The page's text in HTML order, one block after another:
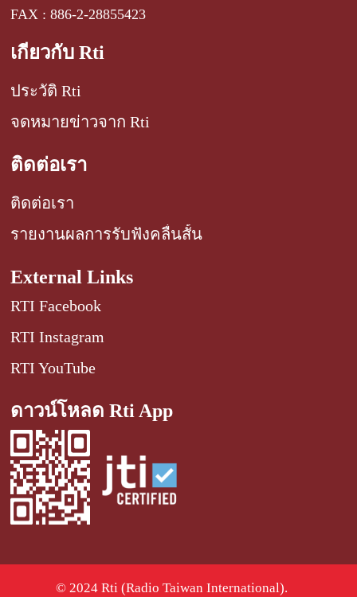
FAX : 886-2-28855423
เกี่ยวกับ Rti
ประวัติ Rti
จดหมายข่าวจาก Rti
ติดต่อเรา
ติดต่อเรา
รายงานผลการรับฟังคลื่นสั้น
External Links
RTI Facebook
RTI Instagram
RTI YouTube
ดาวน์โหลด Rti App
© 2024 Rti (Radio Taiwan International).